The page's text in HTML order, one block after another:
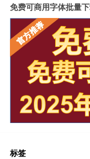
免费可商用字体批量
标签